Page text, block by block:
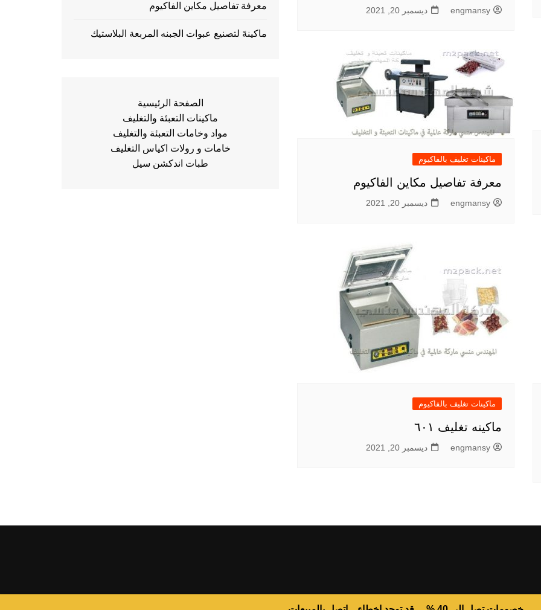
engmansy ديسمبر 20, 2021
ماكينات تغليف بالفاكيوم
معرفة تفاصيل مكاين الفاكيوم
engmansy ديسمبر 20, 2021
ماكينات تغليف بالفاكيوم
ماكينه تغليف ٦٠١
engmansy ديسمبر 20, 2021
معرفة تفاصيل مكاين الفاكيوم
ماكينهً لتصنيع عبوات الجبنه المربعة البلاستيك
الصفحة الرئيسية
ماكينات التعبئة والتغليف
مواد وخامات التعبئة والتغليف
خامات و رولات اكياس التغليف
طبات اندكشن سيل